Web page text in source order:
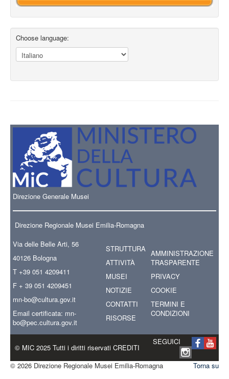
Choose language:
Direzione Generale Musei
Direzione Regionale Musei Emilia-Romagna
Via delle Belle Arti, 56
40126 Bologna
T +39 051 4209411
F + 39 051 4209451
mn-bo@cultura.gov.it
Email certificata: mn-
bo@pec.cultura.gov.it
STRUTTURA
ATTIVITÀ
MUSEI
NOTIZIE
CONTATTI
RISORSE
AMMINISTRAZIONE
TRASPARENTE
PRIVACY
COOKIE
TERMINI E
CONDIZIONI
© MIC 2025 Tutti i diritti riservati CREDITI
SEGUICI
Torna su
© 2026 Direzione Regionale Musei Emilia-Romagna